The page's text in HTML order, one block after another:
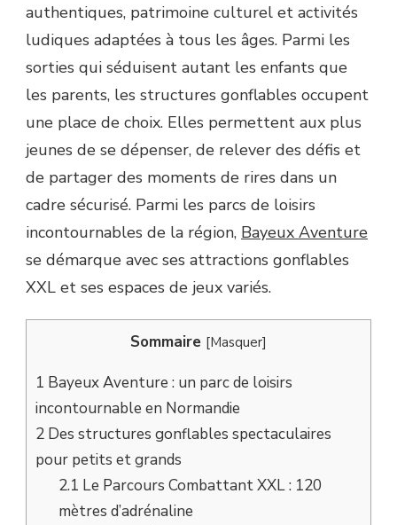
authentiques, patrimoine culturel et activités
ludiques adaptées à tous les âges. Parmi les
sorties qui séduisent autant les enfants que
les parents, les structures gonflables occupent
une place de choix. Elles permettent aux plus
jeunes de se dépenser, de relever des défis et
de partager des moments de rires dans un
cadre sécurisé. Parmi les parcs de loisirs
incontournables de la région, Bayeux Aventure
se démarque avec ses attractions gonflables
XXL et ses espaces de jeux variés.
Sommaire [Masquer]
1 Bayeux Aventure : un parc de loisirs
incontournable en Normandie
2 Des structures gonflables spectaculaires
pour petits et grands
2.1 Le Parcours Combattant XXL : 120
mètres d’adrénaline